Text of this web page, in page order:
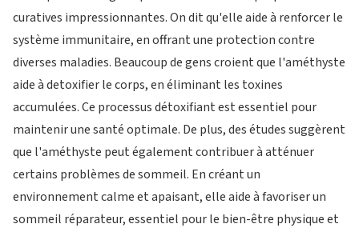
curatives impressionnantes. On dit qu'elle aide à renforcer le
système immunitaire, en offrant une protection contre
diverses maladies. Beaucoup de gens croient que l'améthyste
aide à detoxifier le corps, en éliminant les toxines
accumulées. Ce processus détoxifiant est essentiel pour
maintenir une santé optimale. De plus, des études suggèrent
que l'améthyste peut également contribuer à atténuer
certains problèmes de sommeil. En créant un
environnement calme et apaisant, elle aide à favoriser un
sommeil réparateur, essentiel pour le bien-être physique et